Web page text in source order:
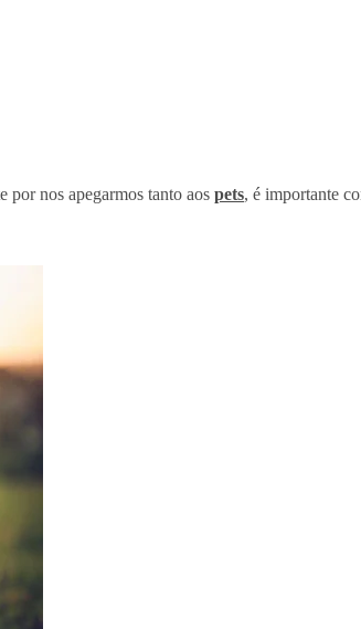
por nos apegarmos tanto aos pets, é importante